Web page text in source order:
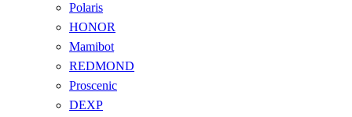
Polaris
HONOR
Mamibot
REDMOND
Proscenic
DEXP